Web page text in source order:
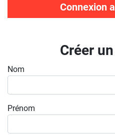
Nos chroniques
Publiez une offre d'emploi
Connexion
Créer
Nom
Prénom